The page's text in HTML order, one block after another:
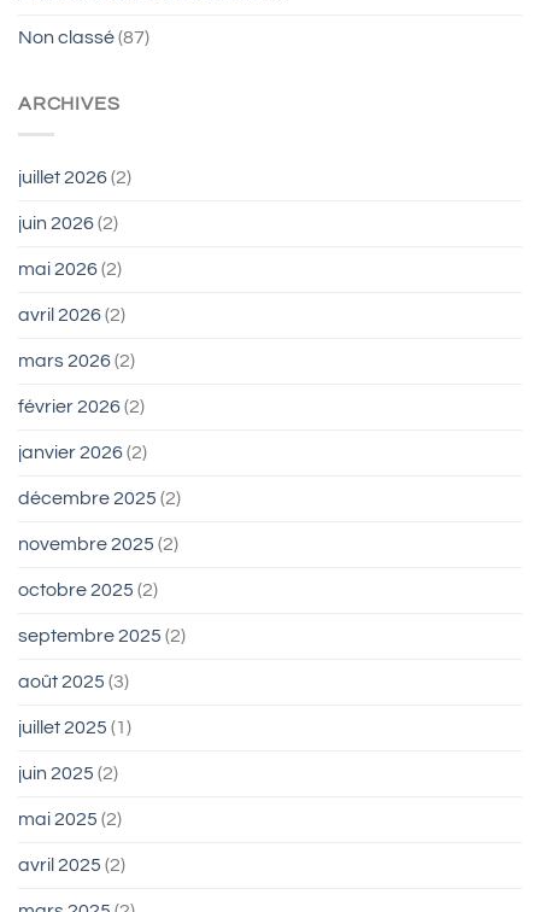
Non classé(87)
ARCHIVES
juillet 2026(2)
juin 2026(2)
mai 2026(2)
avril 2026(2)
mars 2026(2)
février 2026(2)
janvier 2026(2)
décembre 2025 (2)
novembre 2025 (2)
octobre 2025 (2)
septembre 2025 (2)
août 2025 (3)
juillet 2025 (1)
juin 2025 (2)
mai 2025 (2)
avril 2025 (2)